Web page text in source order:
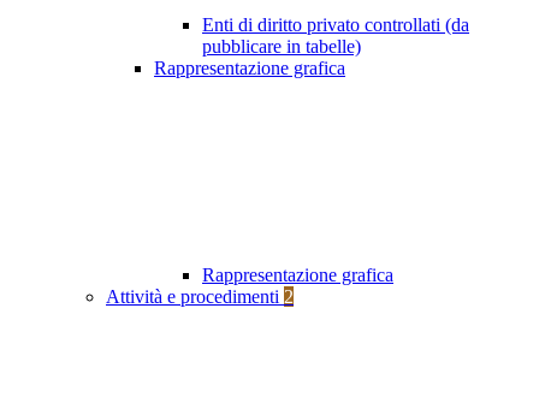
Enti di diritto privato controllati (da
pubblicare in tabelle)
Rappresentazione grafica
Rappresentazione grafica
Attività e procedimenti 2